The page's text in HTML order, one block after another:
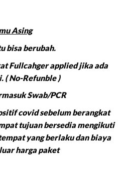
Asing
bisa berubah.
Fullcahger applied jika ada
( No-Refunble )
Swab/PCR
covid sebelum berangkat
tujuan bersedia mengikuti
yang berlaku dan biaya
harga paket